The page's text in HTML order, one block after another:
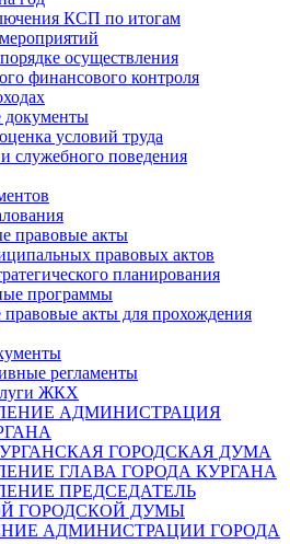
КСП по итогам
осуществления
финансового контроля
условий труда
служебного поведения
правовые акты
правовых актов
планирования
программы
акты для прохождения
регламенты
ЖКХ
АДМИНИСТРАЦИЯ
ГОРОДСКАЯ ДУМА
ГЛАВА ГОРОДА КУРГАНА
ПРЕДСЕДАТЕЛЬ
ГОРОДСКОЙ ДУМЫ
АДМИНИСТРАЦИИ ГОРОДА